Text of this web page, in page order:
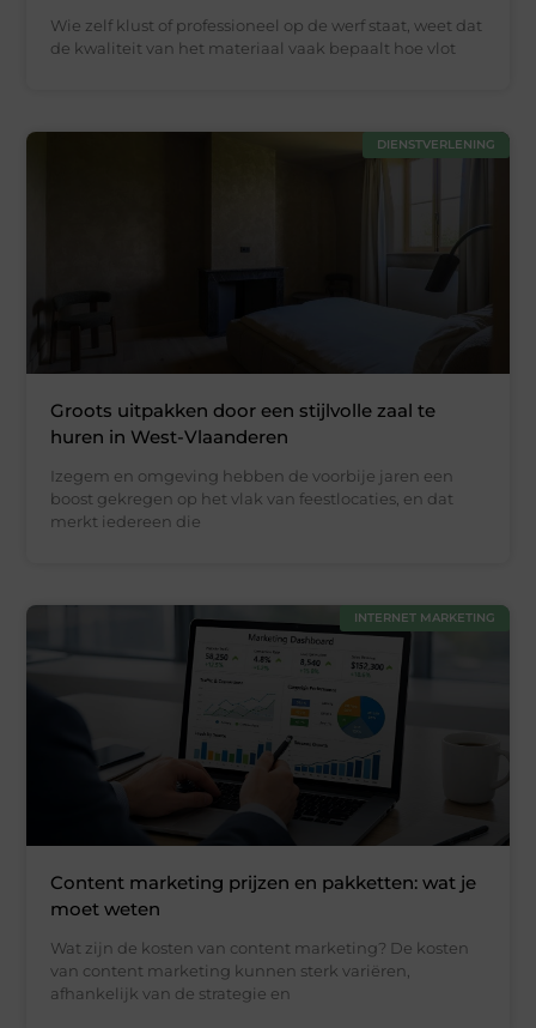
Wie zelf klust of professioneel op de werf staat, weet dat
de kwaliteit van het materiaal vaak bepaalt hoe vlot
DIENSTVERLENING
Groots uitpakken door een stijlvolle zaal te
huren in West-Vlaanderen
Izegem en omgeving hebben de voorbije jaren een
boost gekregen op het vlak van feestlocaties, en dat
merkt iedereen die
INTERNET MARKETING
Content marketing prijzen en pakketten: wat je
moet weten
Wat zijn de kosten van content marketing? De kosten
van content marketing kunnen sterk variëren,
afhankelijk van de strategie en